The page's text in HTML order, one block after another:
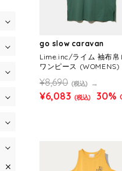
go slow caravan
Lime.inc/ライム 袖布帛
ワンピース (WOMENS)
¥8,690 (税込)
¥6,083 (税込) 30%